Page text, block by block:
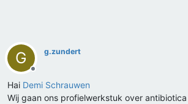
G
Offline
g.zundert
Hai Demi Schrauwen
Wij gaan ons profielwerkstuk over